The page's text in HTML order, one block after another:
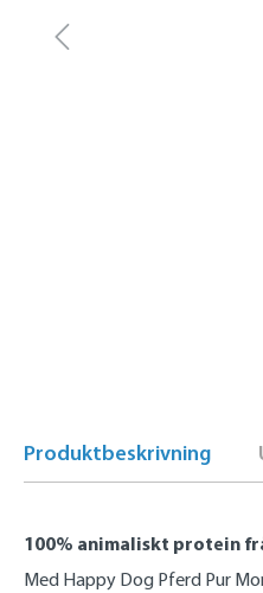
Produktbeskrivning
100% animaliskt protein
Med Happy Dog Pferd Pur